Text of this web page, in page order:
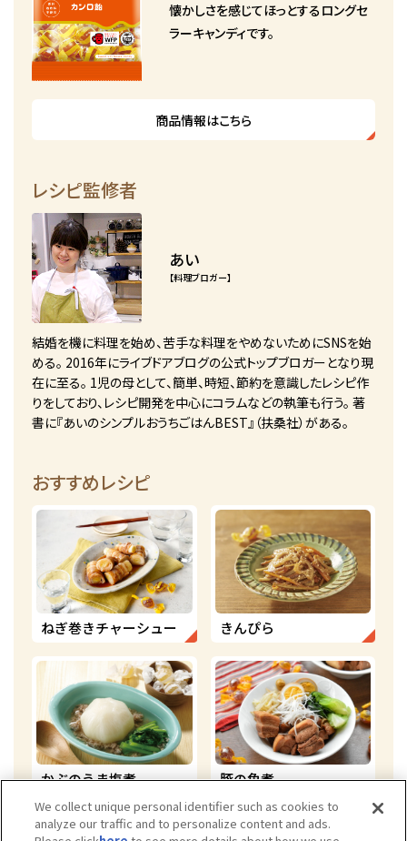
懐かしさを感じてほっとするロングセ
ラーキャンディです。
商品情報はこちら
レシピ監修者
あい
【料理ブロガー】
結婚を機に料理を始め、苦手な料理をやめないためにSNSを始
める。 2016年にライブドアブログの公式トップブロガーとなり現
在に至る。 1児の母として、簡単、時短、節約を意識したレシピ作
りをしており、レシピ開発を中心にコラムなどの執筆も行う。 著
書に『あいのシンプルおうちごはんBEST』（扶桑社）がある。
おすすめレシピ
ねぎ巻きチャーシュー きんぴら
かぶのうま塩煮 豚の角煮
We collect unique personal identifier such as cookies to
analyze our traffic and to personalize content and ads.